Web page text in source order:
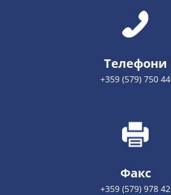
Телефони
+359 (579) 750 44
Факс
+359 (579) 978 42